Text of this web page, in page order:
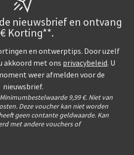
doesn't feel
possible due to
and that helps
textured
an unpleasant
feeling to hold
nieuwsbrief en ontvang
Korting**.
en ontwerptips. Door uzelf
akkoord met ons privacybeleid. U
weer afmelden voor de
nieuwsbrief.
Minimumbestelwaarde 9,99 €. Niet van
Deze voucher kan niet worden
geen contante geldwaarde. Kan
met andere vouchers of